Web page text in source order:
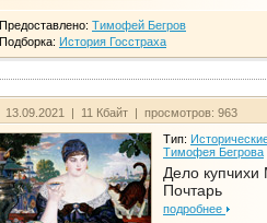
Предоставлено: Тимофей Бегров
Подборка: История Госстраха
13.09.2021 | 11 Кбайт | просмотров: 963
Тип:
Тимофея Бегрова
Дело
Почтарь
подробнее